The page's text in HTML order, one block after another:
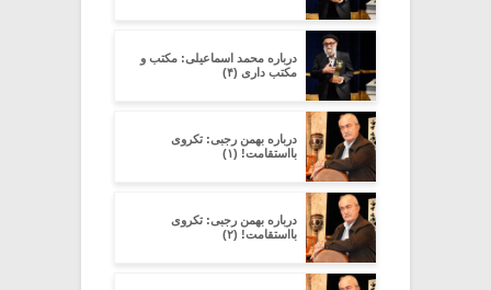
درباره محمد اسماعیلی: مکتب و
مکتب داری (۴)
درباره بهمن رجبی: تکروی
بااستقامت! (۱)
درباره بهمن رجبی: تکروی
بااستقامت! (۲)